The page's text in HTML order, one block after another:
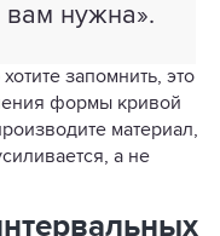
нужна».
запомнить, это
формы кривой
материал,
а не